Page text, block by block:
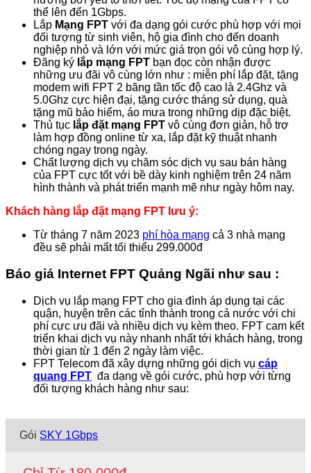
thể lên đến 1Gbps.
Lắp Mạng FPT với đa dạng gói cước phù hợp với mọi
đối tượng từ sinh viên, hộ gia đình cho đến doanh
nghiệp nhỏ và lớn với mức giá trọn gói vô cùng hợp lý.
Đăng ký lắp mạng FPT bạn đọc còn nhận được
những ưu đãi vô cùng lớn như : miễn phí lắp đặt, tặng
modem wifi FPT 2 băng tần tốc độ cao là 2.4Ghz và
5.0Ghz cực hiện đại, tặng cước tháng sử dụng, quà
tặng mũ bảo hiểm, áo mưa trong những dịp đặc biệt.
Thủ tục lắp đặt mạng FPT vô cùng đơn giản, hỗ trợ
làm hợp đồng online từ xa, lắp đặt kỹ thuật nhanh
chóng ngay trong ngày.
Chất lượng dịch vụ chăm sóc dịch vụ sau bán hàng
của FPT cực tốt với bề dày kinh nghiệm trên 24 năm
hình thành và phát triển mạnh mẽ như ngày hôm nay.
Khách hàng lắp đặt mạng FPT lưu ý:
Từ tháng 7 năm 2023 phí hòa mạng cả 3 nhà mạng
đều sẽ phải mất tối thiểu 299.000đ
Báo giá Internet FPT Quảng Ngãi như sau :
Dịch vụ lắp mạng FPT cho gia đình áp dụng tại các
quận, huyện trên các tỉnh thành trong cả nước với chi
phí cực ưu đãi và nhiều dịch vụ kèm theo. FPT cam kết
triển khai dịch vụ này nhanh nhất tới khách hàng, trong
thời gian từ 1 đến 2 ngày làm việc.
FPT Telecom đã xây dựng những gói dịch vụ cáp
quang FPT đa dạng về gói cước, phù hợp với từng
đối tượng khách hàng như sau:
Gói SKY 1Gbps